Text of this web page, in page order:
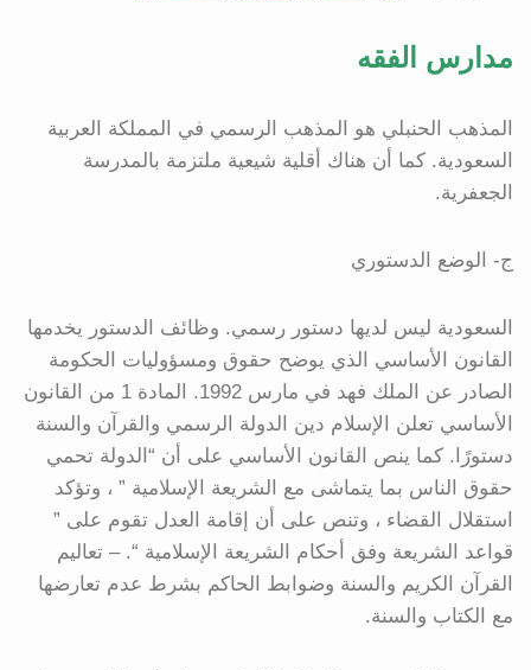
مدارس الفقه
المذهب الحنبلي هو المذهب الرسمي في المملكة العربية
السعودية. كما أن هناك أقلية شيعية ملتزمة بالمدرسة
الجعفرية.
ج- الوضع الدستوري
السعودية ليس لديها دستور رسمي. وظائف الدستور يخدمها
القانون الأساسي الذي يوضح حقوق ومسؤوليات الحكومة
الصادر عن الملك فهد في مارس 1992. المادة 1 من القانون
الأساسي تعلن الإسلام دين الدولة الرسمي والقرآن والسنة
دستورًا. كما ينص القانون الأساسي على أن “الدولة تحمي
حقوق الناس بما يتماشى مع الشريعة الإسلامية ” ، وتؤكد
استقلال القضاء ، وتنص على أن إقامة العدل تقوم على ”
قواعد الشريعة وفق أحكام الشريعة الإسلامية “. – تعاليم
القرآن الكريم والسنة وضوابط الحاكم بشرط عدم تعارضها
مع الكتاب والسنة.